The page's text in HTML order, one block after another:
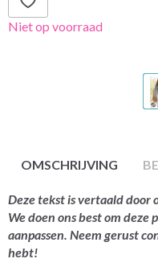
Niet op voorraad
OMSCHRIJVING
Deze tekst is vertaald door
We doen ons best om deze
aanpassen. Neem gerust
hebt!